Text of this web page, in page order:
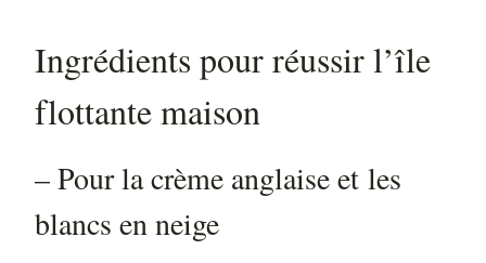
Ingrédients pour réussir l’île
flottante maison
– Pour la crème anglaise et les
blancs en neige